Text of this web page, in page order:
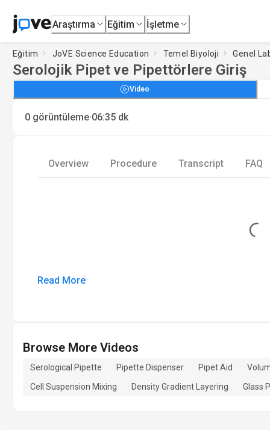
Araştırma Eğitim İşletme
Eğitim JoVE Science Education Temel Biyoloji Genel
Serolojik Pipet ve Pipettörlere Giriş
Video
0 görüntüleme·06:35 dk
Overview Procedure Transcript FAQ
Loading...
Read More
Browse More Videos
Serological Pipette Pipette Dispenser Pipet Aid
Cell Suspension Mixing
Density Gradient Layering Glass